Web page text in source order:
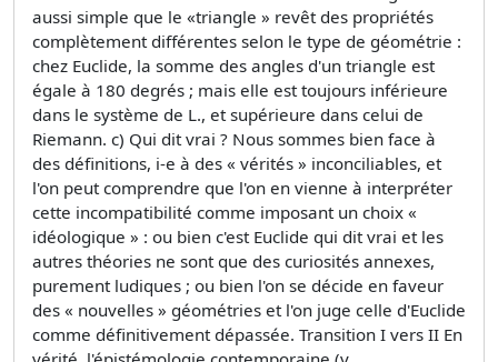
aussi simple que le «triangle » revêt des propriétés
complètement différentes selon le type de géométrie :
chez Euclide, la somme des angles d'un triangle est
égale à 180 degrés ; mais elle est toujours inférieure
dans le système de L., et supérieure dans celui de
Riemann. c) Qui dit vrai ? Nous sommes bien face à
des définitions, i-e à des « vérités » inconciliables, et
l'on peut comprendre que l'on en vienne à interpréter
cette incompatibilité comme imposant un choix «
idéologique » : ou bien c'est Euclide qui dit vrai et les
autres théories ne sont que des curiosités annexes,
purement ludiques ; ou bien l'on se décide en faveur
des « nouvelles » géométries et l'on juge celle d'Euclide
comme définitivement dépassée. Transition I vers II En